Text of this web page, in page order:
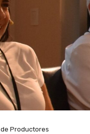
Productores